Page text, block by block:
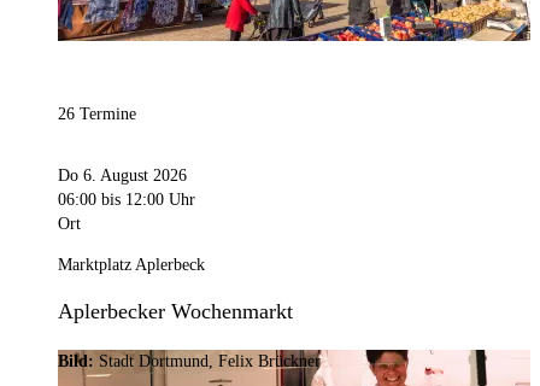
26 Termine
Do 6. August 2026
06:00 bis 12:00 Uhr
Ort
Marktplatz Aplerbeck
Aplerbecker Wochenmarkt
Bild: Stadt Dortmund, Felix Brückner